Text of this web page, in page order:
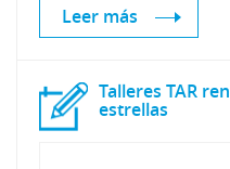
Leer más
Talleres TAR
estrellas